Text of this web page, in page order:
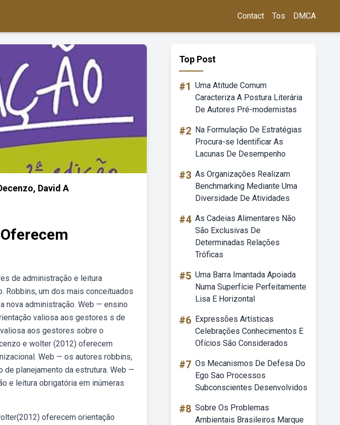
Contact Tos DMCA
David A
de administração e leitura
Robbins, um dos mais conceituados
nova administração. Web — ensino
valiosa aos gestores s de
aos gestores sobre o
e wolter (2012) oferecem
Web — os autores robbins,
planejamento da estrutura. Web —
e leitura obrigatória em inúmeras
oferecem orientação
Top Post
#1 Uma Atitude Comum
Caracteriza A Postura Literária
De Autores Pré-modernistas
#2 Na Formulação De Estratégias
Procura-se Identificar As
Lacunas De Desempenho
#3 As Organizações Realizam
Benchmarking Mediante Uma
Diversidade De Atividades
#4 As Cadeias Alimentares Não
São Exclusivas De
Determinadas Relações
Tróficas
#5 Uma Barra Imantada Apoiada
Numa Superfície Perfeitamente
Lisa E Horizontal
#6 Expressões Artísticas
Celebrações Conhecimentos E
Ofícios São Considerados
#7 Os Mecanismos De Defesa Do
Ego Sao Processos
Subconscientes Desenvolvidos
#8 Sobre Os Problemas
Ambientais Brasileiros Marque